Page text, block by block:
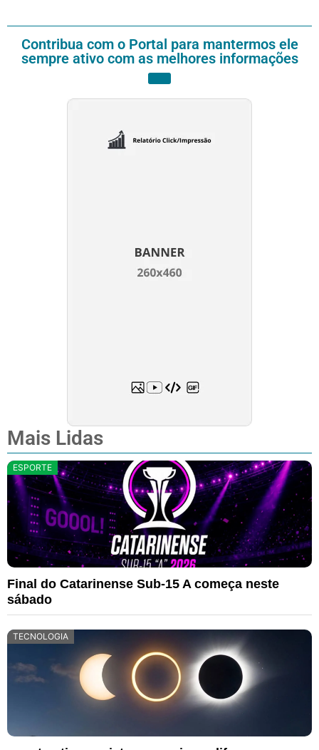
Contribua com o Portal para mantermos ele
sempre ativo com as melhores informações
Mais Lidas
ESPORTE
Final do Catarinense Sub-15 A começa neste
sábado
TECNOLOGIA